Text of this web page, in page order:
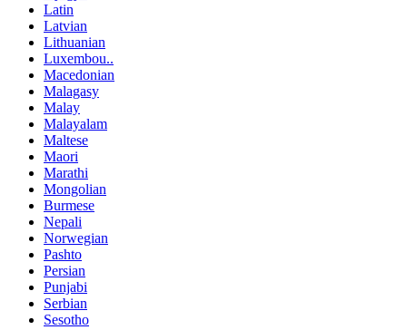
Latin
Latvian
Lithuanian
Luxembou..
Macedonian
Malagasy
Malay
Malayalam
Maltese
Maori
Marathi
Mongolian
Burmese
Nepali
Norwegian
Pashto
Persian
Punjabi
Serbian
Sesotho